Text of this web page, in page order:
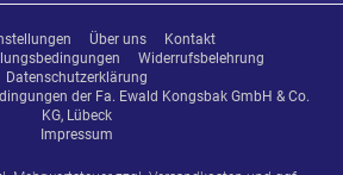
Über uns
Kontakt
Widerrufsbelehrung
Datenschutzerklärung
der Fa. Ewald Kongsbak GmbH & Co.
KG, Lübeck
Impressum